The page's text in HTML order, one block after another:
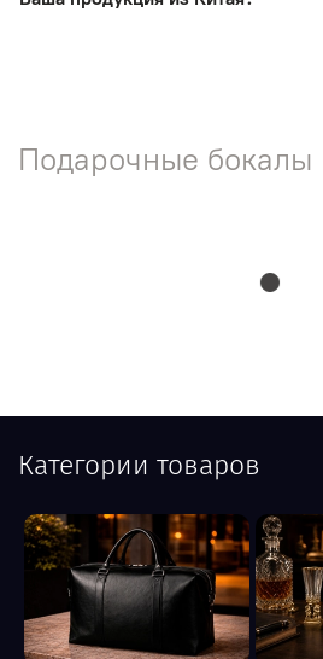
Подарочные бокалы
Категории товаров